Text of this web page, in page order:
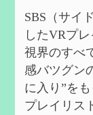
SBS（サイ
したVRプレ
視界のすべ
感バツグン
に入り”をも
プレイリス